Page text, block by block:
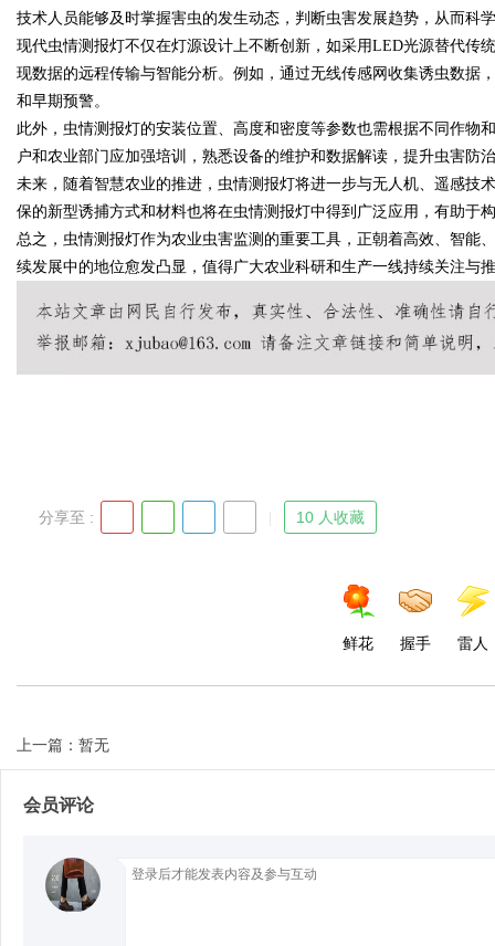
!
技术人员能够及时掌握害虫的发生动态，判断虫害发展趋势，从而科
现代虫情测报灯不仅在灯源设计上不断创新，如采用LED光源替代传
现数据的远程传输与智能分析。例如，通过无线传感网收集诱虫数据
和早期预警。
此外，虫情测报灯的安装位置、高度和密度等参数也需根据不同作物
户和农业部门应加强培训，熟悉设备的维护和数据解读，提升虫害防
未来，随着智慧农业的推进，虫情测报灯将进一步与无人机、遥感技
保的新型诱捕方式和材料也将在虫情测报灯中得到广泛应用，有助于
总之，虫情测报灯作为农业虫害监测的重要工具，正朝着高效、智能
续发展中的地位愈发凸显，值得广大农业科研和生产一线持续关注与
分享至 : 10 人收藏
鲜花 握手 雷人
上一篇：暂无
会员评论